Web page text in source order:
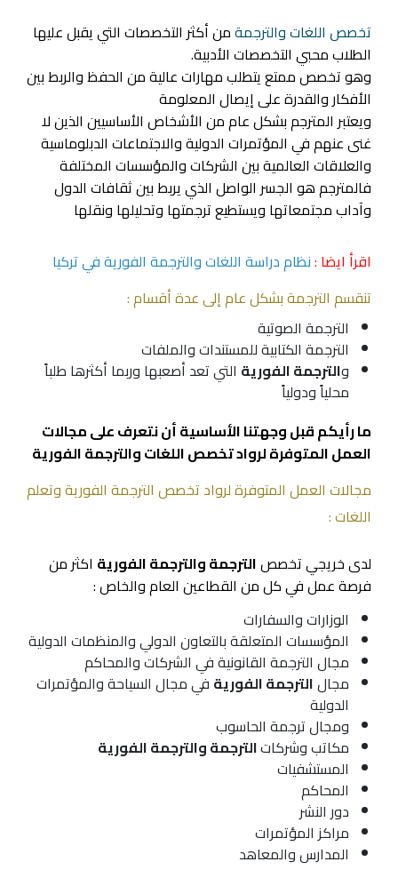
تخصص اللغات والترجمةمن أكثر التخصصات التي يقبل عليها
الطلاب محبي التخصصات الأدبية.
وهو تخصص ممتع يتطلب مهارات عالية من الحفظ والربط بين
الأفكار والقدرة على إيصال المعلومة
ويعتبر المترجم بشكل عام من الأشخاص الأساسيين الذين لا
غنى عنهم في المؤتمرات الدولية والاجتماعات الدبلوماسية
والعلاقات العالمية بين الشركات والمؤسسات المختلفة
فالمترجم هو الجسر الواصل الذي يربط بين ثقافات الدول
وآداب مجتمعاتها ويستطيع ترجمتها وتحليلها ونقلها
اقرأ ايضا :نظام دراسة اللغات والترجمة الفورية في تركيا
تنقسم الترجمة بشكل عام إلى عدة أقسام :
الترجمة الصوتية
الترجمة الكتابية للمستندات والملفات
والترجمة الفورية التي تعد أصعبها وربما أكثرها طلباً
محلياً ودولياً
ما رأيكم قبل وجهتنا الأساسية أن نتعرف على مجالات
العمل المتوفرة لرواد تخصص اللغات والترجمة الفورية
مجالات العمل المتوفرة لرواد تخصص الترجمة الفورية وتعلم
اللغات :
لدى خريجي تخصصالترجمة والترجمة الفورية اكثر من
فرصة عمل في كل من القطاعين العام والخاص :
الوزارات والسفارات
المؤسسات المتعلقة بالتعاون الدولي والمنظمات الدولية
مجال الترجمة القانونية في الشركات والمحاكم
مجالالترجمة الفورية في مجال السياحة والمؤتمرات
الدولية
ومجال ترجمة الحاسوب
مكاتب وشركاتالترجمة والترجمة الفورية
المستشفيات
المحاكم
دور النشر
مراكز المؤتمرات
المدارس والمعاهد